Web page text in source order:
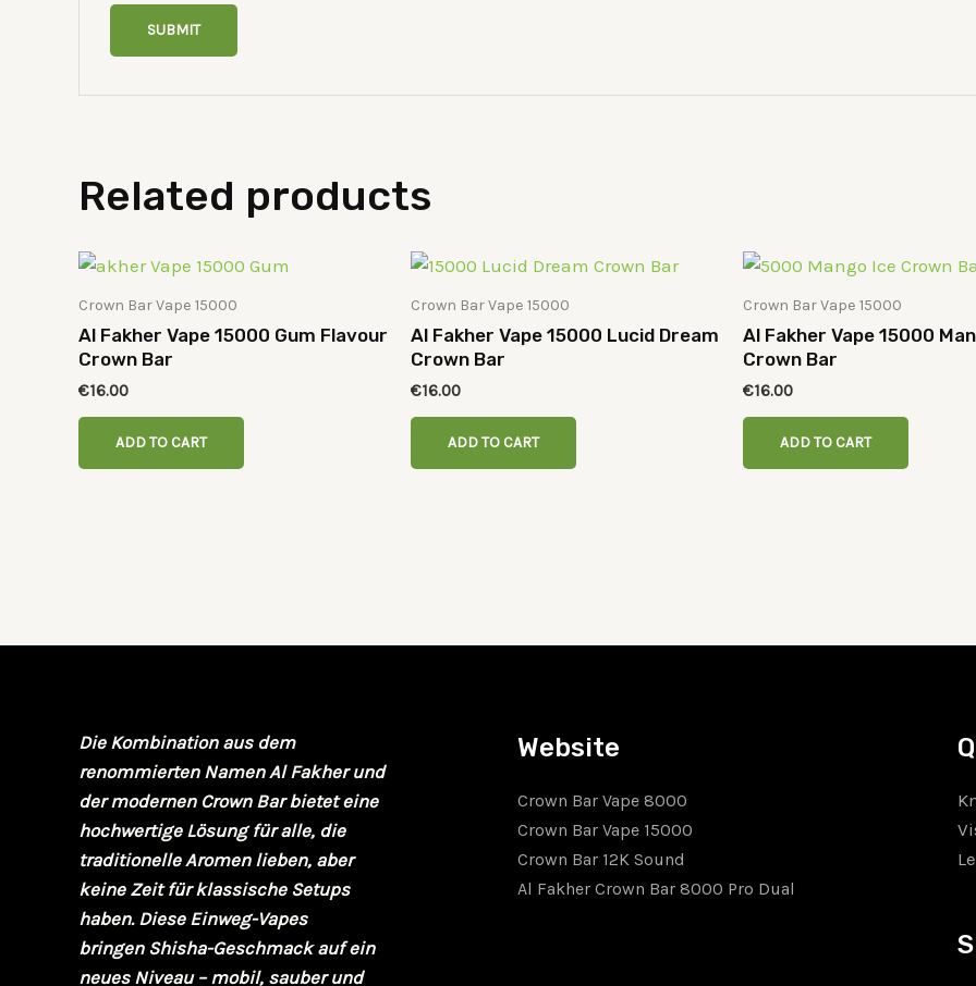
Related products
Crown Bar Vape 15000
Al Fakher Vape 15000 Gum Flavour
Crown Bar
€16.00
ADD TO CART
Crown Bar Vape 15000
Al Fakher Vape 15000 Lucid Dream
Crown Bar
€16.00
ADD TO CART
Crown Bar Vape 15000
Al Fakher Vape 15000
Crown Bar
€16.00
ADD TO CART
Die Kombination aus dem
renommierten Namen Al Fakherund
der modernen Crown Barbietet eine
hochwertige Lösung für alle, die
traditionelle Aromen lieben, aber
keine Zeit für klassische Setups
haben. Diese Einweg-Vapes
bringen Shisha-Geschmackauf ein
neues Niveau – mobil, sauber und
Website
Crown Bar Vape 8000
Crown Bar Vape 15000
Crown Bar 12K Sound
Al Fakher Crown Bar 8000 Pro Dual